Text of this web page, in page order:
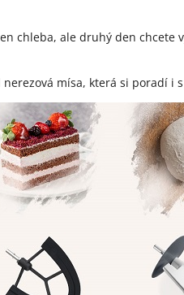
chleba, ale druhý den chcete
mísa, která si poradí i